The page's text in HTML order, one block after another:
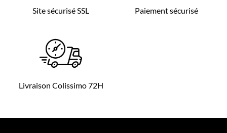
Site sécurisé SSL Paiement sécurisé
Livraison Colissimo 72H